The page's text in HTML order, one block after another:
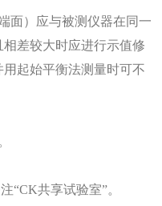
）应与被测仪器在同一
差较大时应进行示值修
起始平衡法测量时可不
共享试验室”。